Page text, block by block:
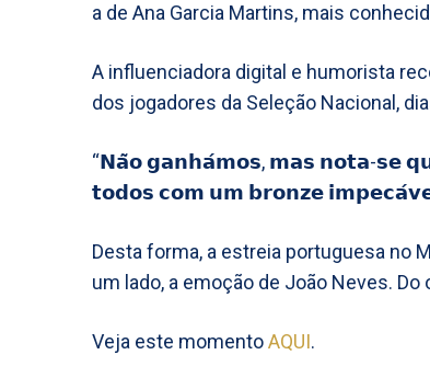
a de Ana Garcia Martins, mais
A influenciadora digital e humorista
dos jogadores da Seleção Nacional,
“𝗡𝗮̃𝗼 𝗴𝗮𝗻𝗵𝗮́𝗺𝗼𝘀, 𝗺𝗮𝘀 𝗻𝗼𝘁𝗮-𝘀𝗲
𝘁𝗼𝗱𝗼𝘀 𝗰𝗼𝗺 𝘂𝗺 𝗯𝗿𝗼𝗻𝘇𝗲
Desta forma, a estreia portuguesa no
um lado, a emoção de João Neves.
Veja este momentoAQUI.